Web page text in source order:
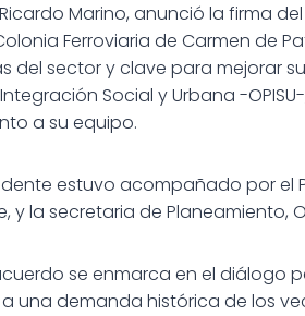
Marino, anunció la firma
Ferroviaria de Carmen de
del sector y clave para mejorar
Social y Urbana -
a su equipo.
estuvo acompañado por el
y la secretaria de Planeamiento,
se enmarca en el diálogo
una demanda histórica de los